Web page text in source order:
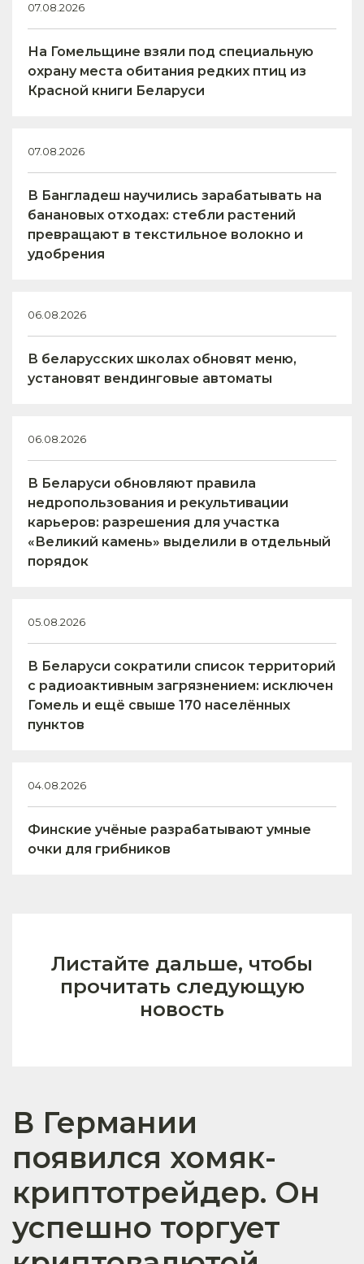
07.08.2026
На Гомельщине взяли под специальную
охрану места обитания редких птиц из
Красной книги Беларуси
07.08.2026
В Бангладеш научились зарабатывать на
банановых отходах: стебли растений
превращают в текстильное волокно и
удобрения
06.08.2026
В беларусских школах обновят меню,
установят вендинговые автоматы
06.08.2026
В Беларуси обновляют правила
недропользования и рекультивации
карьеров: разрешения для участка
«Великий камень» выделили в отдельный
порядок
05.08.2026
В Беларуси сократили список территорий
с радиоактивным загрязнением: исключен
Гомель и ещё свыше 170 населённых
пунктов
04.08.2026
Финские учёные разрабатывают умные
очки для грибников
Листайте дальше, чтобы
прочитать следующую
новость
В Германии
появился хомяк-
криптотрейдер. Он
успешно торгует